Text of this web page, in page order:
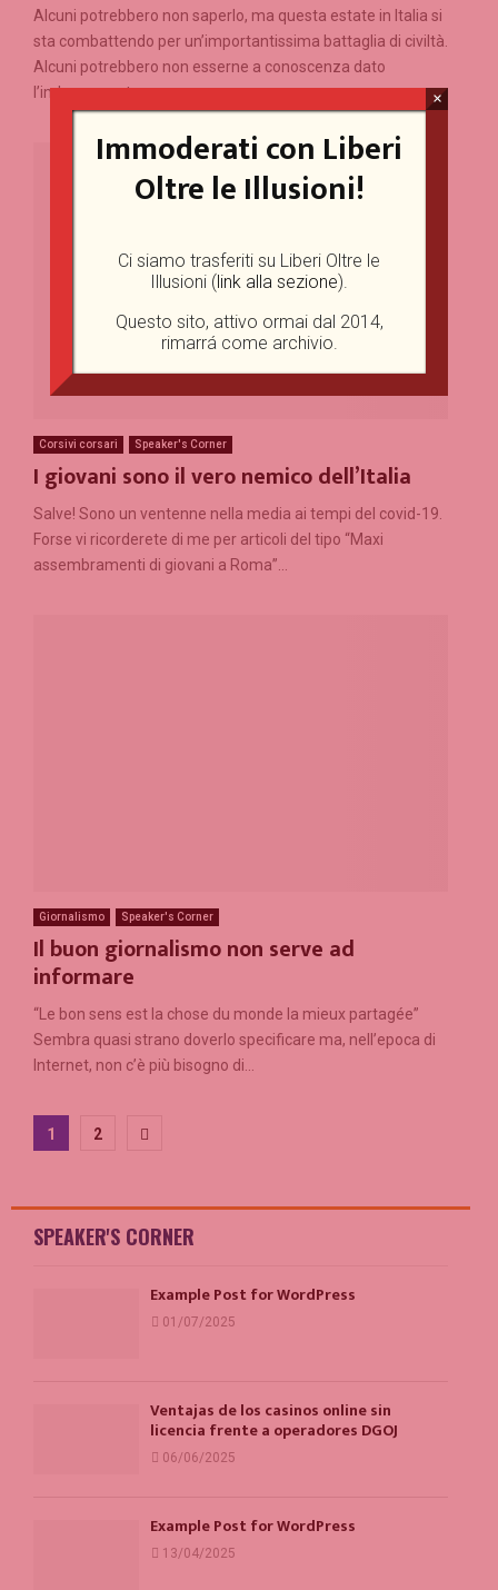
Alcuni potrebbero non saperlo, ma questa estate in Italia si
sta combattendo per un’importantissima battaglia di civiltà.
Alcuni potrebbero non esserne a conoscenza dato
l’imbarazzante...
Corsivi corsari Speaker's Corner
I giovani sono il vero nemico dell’Italia
Salve! Sono un ventenne nella media ai tempi del covid-19.
Forse vi ricorderete di me per articoli del tipo “Maxi
assembramenti di giovani a Roma”...
Giornalismo Speaker's Corner
Il buon giornalismo non serve ad
informare
“Le bon sens est la chose du monde la mieux partagée”
Sembra quasi strano doverlo specificare ma, nell’epoca di
Internet, non c’è più bisogno di...
Paginazione
articoli
1 2
SPEAKER'S CORNER
Example Post for WordPress
01/07/2025
Ventajas de los casinos online sin
licencia frente a operadores DGOJ
06/06/2025
Example Post for WordPress
13/04/2025
Immoderati con Liberi
Oltre le Illusioni!
Ci siamo trasferiti su Liberi Oltre le
Illusioni (link alla sezione).
Questo sito, attivo ormai dal 2014,
rimarrá come archivio.
×